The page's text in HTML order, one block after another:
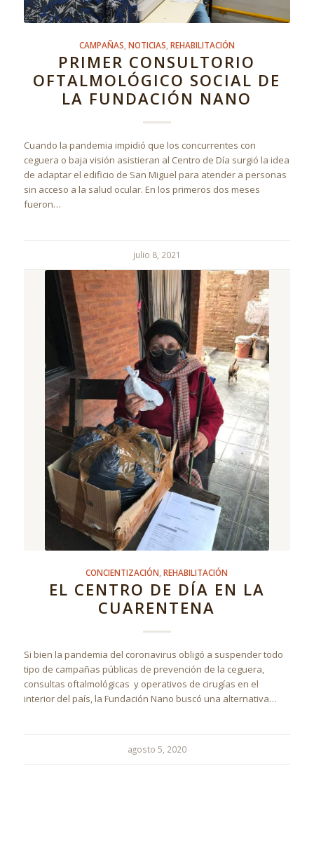
CAMPAÑAS NOTICIAS REHABILITACIÓN
PRIMER CONSULTORIO
OFTALMOLÓGICO SOCIAL DE
LA FUNDACIÓN NANO
Cuando la pandemia impidió que los concurrentes con
ceguera o baja visión asistieran al Centro de Día surgió la idea
de adaptar el edificio de San Miguel para atender a personas
sin acceso a la salud ocular. En los primeros dos meses
fueron…
julio 8, 2021
CONCIENTIZACIÓN ,REHABILITACIÓN
EL CENTRO DE DÍA EN LA
CUARENTENA
Si bien la pandemia del coronavirus obligó a suspender todo
tipo de campañas públicas de prevención de la ceguera,
consultas oftalmológicas y operativos de cirugías en el
interior del país, la Fundación Nano buscó una alternativa…
agosto 5, 2020